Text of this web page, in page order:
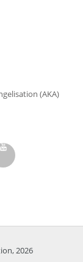
(AKA)
2026